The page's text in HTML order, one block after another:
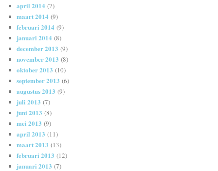
april 2014 (7)
maart 2014 (9)
februari 2014 (9)
januari 2014 (8)
december 2013 (9)
november 2013 (8)
oktober 2013 (10)
september 2013 (6)
augustus 2013 (9)
juli 2013 (7)
juni 2013 (8)
mei 2013 (9)
april 2013 (11)
maart 2013 (13)
februari 2013 (12)
januari 2013 (7)